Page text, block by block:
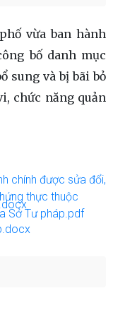
vừa ban hành
bố danh mục
sung và bị bãi bỏ
chức năng quản
chính được sửa đổi,
thực thuộc
Sở Tư pháp.pdf